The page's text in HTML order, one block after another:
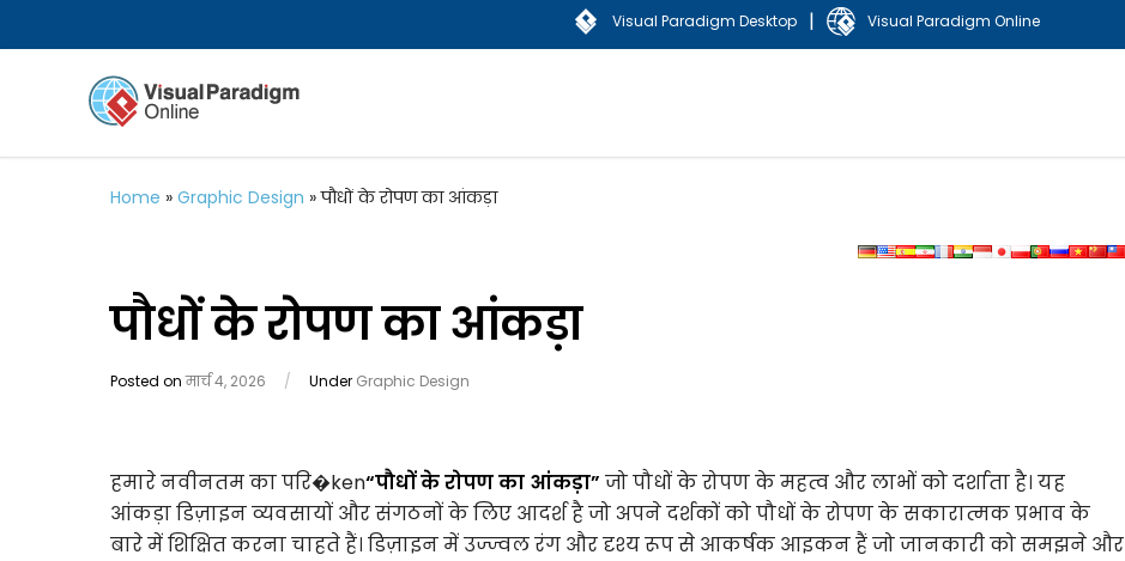
Visual Paradigm Desktop | Visual Paradigm Online
Home » Graphic Design »पौधों के रोपण का आंकड़ा
पौधों के रोपण का आंकड़ा
Posted onमार्च 4, 2026 / Under Graphic Design
हमारे नवीनतम का परि�ken“पौधों के रोपण का आंकड़ा” जो पौधों के रोपण के महत्व और लाभों को दर्शाता है। यह
आंकड़ा डिज़ाइन व्यवसायों और संगठनों के लिए आदर्श है जो अपने दर्शकों को पौधों के रोपण के सकारात्मक प्रभाव के
बारे में शिक्षित करना चाहते हैं। डिज़ाइन में उज्ज्वल रंग और दृश्य रूप से आकर्षक आइकन हैं जो जानकारी को समझने और